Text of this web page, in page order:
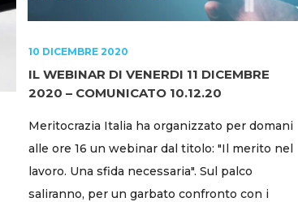
10 DICEMBRE 2020
IL WEBINAR DI VENERDI 11 DICEMBRE
2020 – COMUNICATO 10.12.20
Meritocrazia Italia ha organizzato per domani
alle ore 16 un webinar dal titolo: "Il merito nel
lavoro. Una sfida necessaria". Sul palco
saliranno, per un garbato confronto con i